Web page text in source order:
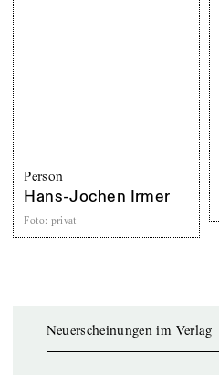
Person
Hans-Jochen Irmer
Foto: privat
Neuerscheinungen im Verlag